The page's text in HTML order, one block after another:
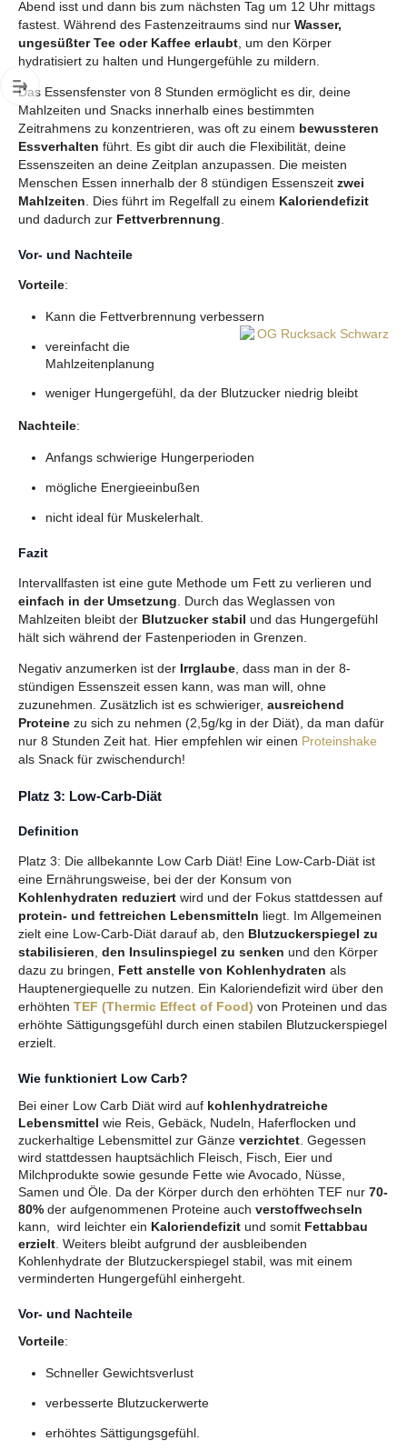
Abend isst und dann bis zum nächsten Tag um 12 Uhr mittags
fastest. Während des Fastenzeitraums sind nur Wasser,
ungesüßter Tee oder Kaffee erlaubt , um den Körper
hydratisiert zu halten und Hungergefühle zu mildern.
Das Essensfenster von 8 Stunden ermöglicht es dir, deine
Mahlzeiten und Snacks innerhalb eines bestimmten
Zeitrahmens zu konzentrieren, was oft zu einem bewussteren
Essverhalten führt. Es gibt dir auch die Flexibilität, deine
Essenszeiten an deine Zeitplan anzupassen. Die meisten
Menschen Essen innerhalb der 8 stündigen Essenszeit zwei
Mahlzeiten . Dies führt im Regelfall zu einem Kaloriendefizit
und dadurch zur Fettverbrennung
Vor- und Nachteile
Vorteile:
Kann die Fettverbrennung verbessern
vereinfacht die
Mahlzeitenplanung
weniger Hungergefühl, da der Blutzucker niedrig bleibt
Nachteile:
Anfangs schwierige Hungerperioden
mögliche Energieeinbußen
nicht ideal für Muskelerhalt.
Fazit
Intervallfasten ist eine gute Methode um Fett zu verlieren und
einfach in der Umsetzung . Durch das Weglassen von
Mahlzeiten bleibt der Blutzucker stabil und das Hungergefühl
hält sich während der Fastenperioden in Grenzen.
Negativ anzumerken ist der Irrglaube , dass man in der 8-
stündigen Essenszeit essen kann, was man will, ohne
zuzunehmen. Zusätzlich ist es schwieriger, ausreichend
Proteine zu sich zu nehmen (2,5g/kg in der Diät), da man dafür
nur 8 Stunden Zeit hat. Hier empfehlen wir einen Proteinshake
als Snack für zwischendurch!
Platz 3: Low-Carb-Diät
Definition
Platz 3: Die allbekannte Low Carb Diät! Eine Low-Carb-Diät ist
eine Ernährungsweise, bei der der Konsum von
Kohlenhydraten reduziert wird und der Fokus stattdessen auf
protein- und fettreichen Lebensmitteln liegt. Im Allgemeinen
zielt eine Low-Carb-Diät darauf ab, den Blutzuckerspiegel zu
stabilisieren den Insulinspiegel zu senken und den Körper
dazu zu bringen, Fett anstelle von Kohlenhydraten als
Hauptenergiequelle zu nutzen. Ein Kaloriendefizit wird über den
erhöhten TEF (Thermic Effect of Food) von Proteinen und das
erhöhte Sättigungsgefühl durch einen stabilen Blutzuckerspiegel
erzielt.
Wie funktioniert Low Carb?
Bei einer Low Carb Diät wird auf kohlenhydratreiche
Lebensmittel wie Reis, Gebäck, Nudeln, Haferflocken und
zuckerhaltige Lebensmittel zur Gänze verzichtet . Gegessen
wird stattdessen hauptsächlich Fleisch, Fisch, Eier und
Milchprodukte sowie gesunde Fette wie Avocado, Nüsse,
Samen und Öle. Da der Körper durch den erhöhten TEF nur 70-
80% der aufgenommenen Proteine auch verstoffwechseln
kann, wird leichter ein Kaloriendefizit und somit Fettabbau
erzielt . Weiters bleibt aufgrund der ausbleibenden
Kohlenhydrate der Blutzuckerspiegel stabil, was mit einem
verminderten Hungergefühl einhergeht.
Vor- und Nachteile
Vorteile:
Schneller Gewichtsverlust
verbesserte Blutzuckerwerte
erhöhtes Sättigungsgefühl.